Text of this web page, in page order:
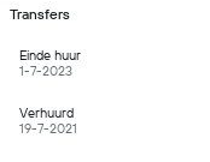
Transfers
Einde huur
1-7-2023
Verhuurd
19-7-2021